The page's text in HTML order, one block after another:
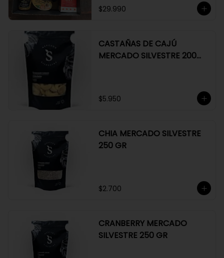
*HENAFF MOUSSE DE CANARD
*NAT CRACKERS PEQUEÑAS
$29.990
CASTAÑAS DE CAJÚ
MERCADO SILVESTRE 200
$5.950
CHIA MERCADO SILVESTRE
250 GR
$2.700
CRANBERRY MERCADO
SILVESTRE 250 GR